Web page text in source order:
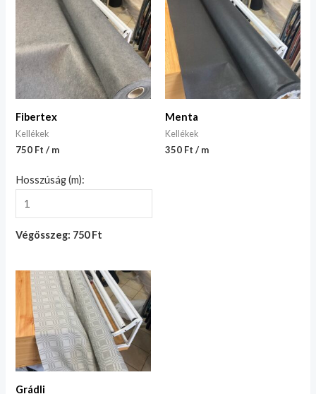
Fibertex
Kellékek
750 Ft / m
Hosszúság (m):
Végösszeg: 750 Ft
Menta
Kellékek
350 Ft / m
Grádli